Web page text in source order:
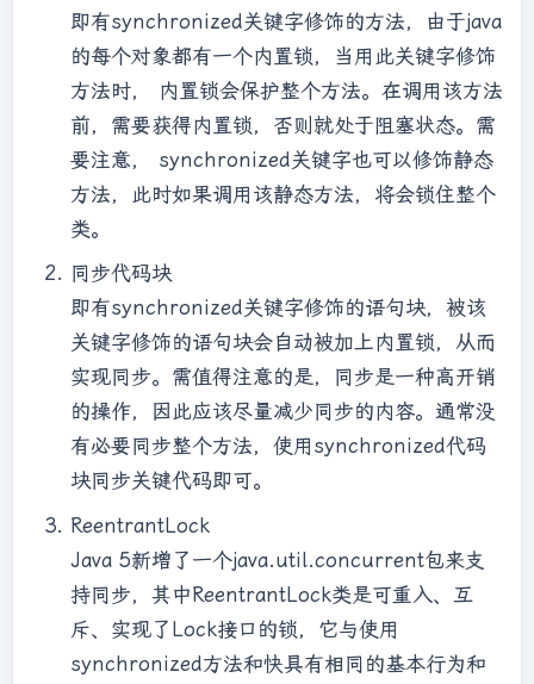
即有synchronized关键字修饰的方法，由于java
的每个对象都有一个内置锁，当用此关键字修饰
方法时， 内置锁会保护整个方法。在调用该方法
前，需要获得内置锁，否则就处于阻塞状态。需
要注意， synchronized关键字也可以修饰静态
方法，此时如果调用该静态方法，将会锁住整个
类。
同步代码块
即有synchronized关键字修饰的语句块，被该
关键字修饰的语句块会自动被加上内置锁，从而
实现同步。需值得注意的是，同步是一种高开销
的操作，因此应该尽量减少同步的内容。通常没
有必要同步整个方法，使用synchronized代码
块同步关键代码即可。
ReentrantLock
Java 5新增了一个java.util.concurrent包来支
持同步，其中ReentrantLock类是可重入、互
斥、实现了Lock接口的锁，它与使用
synchronized方法和快具有相同的基本行为和